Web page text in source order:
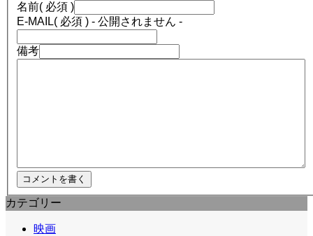
名前( 必須 )
E-MAIL( 必須 ) - 公開されません -
備考
カテゴリー
映画